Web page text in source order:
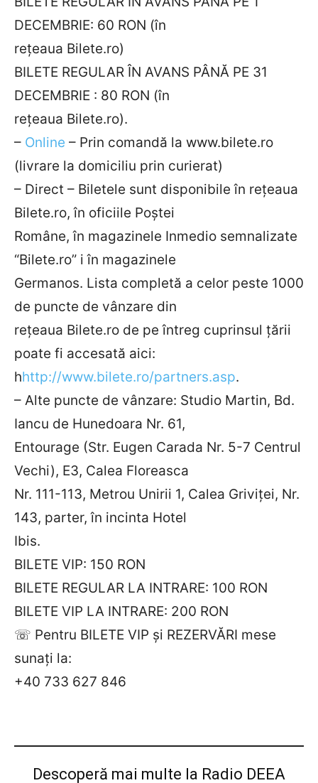
DECEMBRIE: 60 RON (în
rețeaua Bilete.ro)
BILETE REGULAR ÎN AVANS PÂNĂ PE 31
DECEMBRIE : 80 RON (în
rețeaua Bilete.ro).
– Online – Prin comandă la www.bilete.ro
(livrare la domiciliu prin curierat)
– Direct – Biletele sunt disponibile în rețeaua
Bilete.ro, în oficiile Poștei
Române, în magazinele Inmedio semnalizate
“Bilete.ro” i în magazinele
Germanos. Lista completă a celor peste 1000
de puncte de vânzare din
rețeaua Bilete.ro de pe întreg cuprinsul țării
poate fi accesată aici:
hhttp://www.bilete.ro/partners.asp.
– Alte puncte de vânzare: Studio Martin, Bd.
Iancu de Hunedoara Nr. 61,
Entourage (Str. Eugen Carada Nr. 5-7 Centrul
Vechi), E3, Calea Floreasca
Nr. 111-113, Metrou Unirii 1, Calea Griviței, Nr.
143, parter, în incinta Hotel
Ibis.
BILETE VIP: 150 RON
BILETE REGULAR LA INTRARE: 100 RON
BILETE VIP LA INTRARE: 200 RON
☏ Pentru BILETE VIP și REZERVĂRI mese
sunați la:
+40 733 627 846
Descoperă mai multe la Radio DEEA